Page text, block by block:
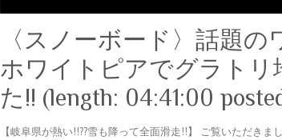
〈スノーボード〉話題
ホワイトピアでグラトリ
た!! (length: 04:41:00
【岐阜県が熱い!!??雪も降って全面滑走!!】 ご覧いただき